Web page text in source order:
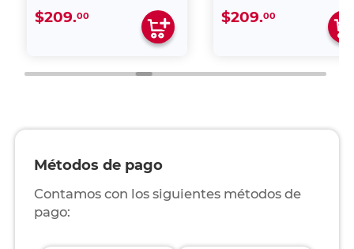
$209.00 $209.00
Métodos de pago
Contamos con los siguientes métodos de
pago: